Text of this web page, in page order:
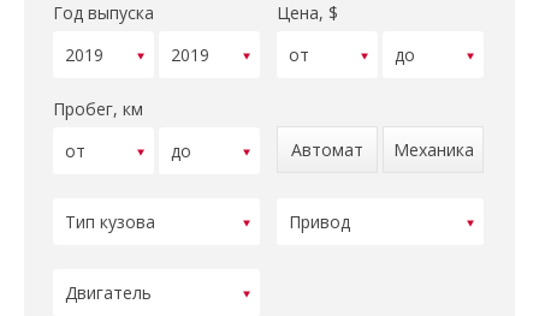
Год выпуска Цена, $
Пробег, км
Автомат
Механика